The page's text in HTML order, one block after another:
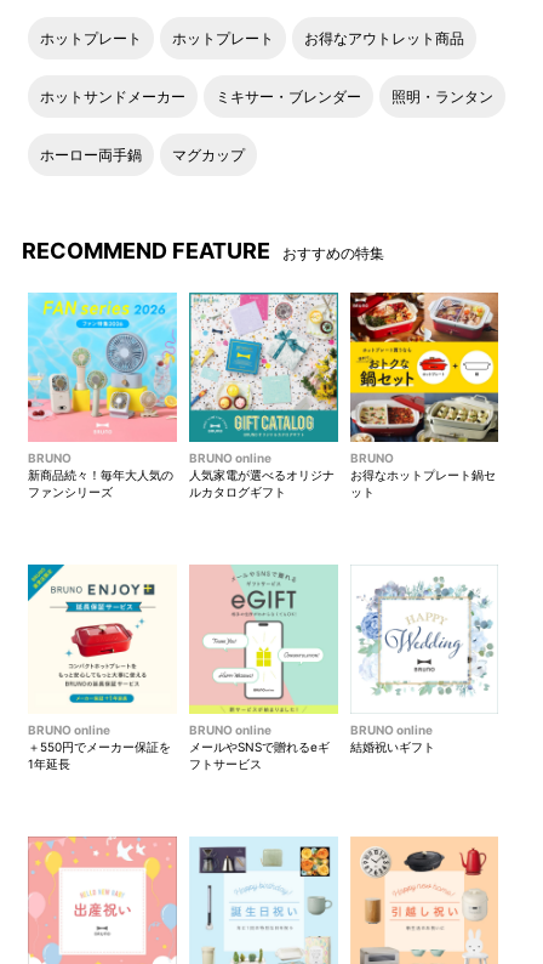
ホットプレート ホットプレート お得なアウトレット商品
ホットサンドメーカー ミキサー・ブレンダー 照明・ランタン
ホーロー両手鍋 マグカップ
RECOMMEND FEATURE おすすめの特集
BRUNO
新商品続々！毎年大人気の
ファンシリーズ
BRUNO online
人気家電が選べるオリジナ
ルカタログギフト
BRUNO
お得なホットプレート鍋セ
ット
BRUNO online
＋550円でメーカー保証を
1年延長
BRUNO online
メールやSNSで贈れるeギ
フトサービス
BRUNO online
結婚祝いギフト